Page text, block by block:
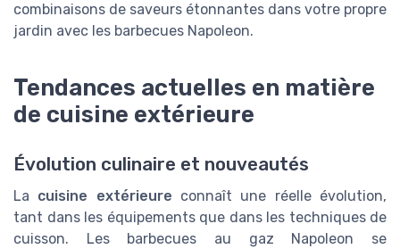
combinaisons de saveurs étonnantes dans votre propre
jardin avec les barbecues Napoleon.
Tendances actuelles en matière
de cuisine extérieure
Évolution culinaire et nouveautés
La cuisine extérieure connaît une réelle évolution,
tant dans les équipements que dans les techniques de
cuisson. Les barbecues au gaz Napoleon se